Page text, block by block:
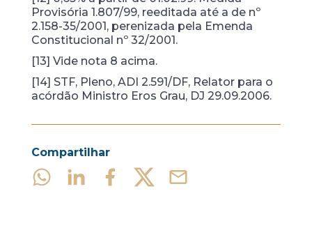
Provisória 1.807/99, reeditada até a de nº
2.158-35/2001, perenizada pela Emenda
Constitucional nº 32/2001.
[13] Vide nota 8 acima.
[14] STF, Pleno, ADI 2.591/DF, Relator para o
acórdão Ministro Eros Grau, DJ 29.09.2006.
Compartilhar